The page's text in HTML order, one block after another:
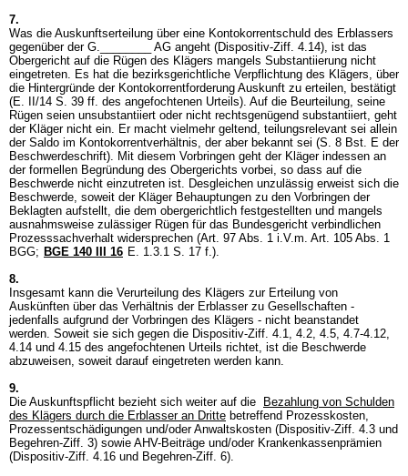
7.
Was die Auskunftserteilung über eine Kontokorrentschuld des Erblassers
gegenüber der G.________ AG angeht (Dispositiv-Ziff. 4.14), ist das
Obergericht auf die Rügen des Klägers mangels Substantiierung nicht
eingetreten. Es hat die bezirksgerichtliche Verpflichtung des Klägers, über
die Hintergründe der Kontokorrentforderung Auskunft zu erteilen, bestätigt
(E. II/14 S. 39 ff. des angefochtenen Urteils). Auf die Beurteilung, seine
Rügen seien unsubstantiiert oder nicht rechtsgenügend substantiiert, geht
der Kläger nicht ein. Er macht vielmehr geltend, teilungsrelevant sei allein
der Saldo im Kontokorrentverhältnis, der aber bekannt sei (S. 8 Bst. E der
Beschwerdeschrift). Mit diesem Vorbringen geht der Kläger indessen an
der formellen Begründung des Obergerichts vorbei, so dass auf die
Beschwerde nicht einzutreten ist. Desgleichen unzulässig erweist sich die
Beschwerde, soweit der Kläger Behauptungen zu den Vorbringen der
Beklagten aufstellt, die dem obergerichtlich festgestellten und mangels
ausnahmsweise zulässiger Rügen für das Bundesgericht verbindlichen
Prozesssachverhalt widersprechen (Art. 97 Abs. 1 i.V.m. Art. 105 Abs. 1
BGG; BGE 140 III 16 E. 1.3.1 S. 17 f.).
8.
Insgesamt kann die Verurteilung des Klägers zur Erteilung von
Auskünften über das Verhältnis der Erblasser zu Gesellschaften -
jedenfalls aufgrund der Vorbringen des Klägers - nicht beanstandet
werden. Soweit sie sich gegen die Dispositiv-Ziff. 4.1, 4.2, 4.5, 4.7-4.12,
4.14 und 4.15 des angefochtenen Urteils richtet, ist die Beschwerde
abzuweisen, soweit darauf eingetreten werden kann.
9.
Die Auskunftspflicht bezieht sich weiter auf die
Bezahlung von Schulden
des Klägers durch die Erblasser an Dritte betreffend Prozesskosten,
Prozessentschädigungen und/oder Anwaltskosten (Dispositiv-Ziff. 4.3 und
Begehren-Ziff. 3) sowie AHV-Beiträge und/oder Krankenkassenprämien
(Dispositiv-Ziff. 4.16 und Begehren-Ziff. 6).